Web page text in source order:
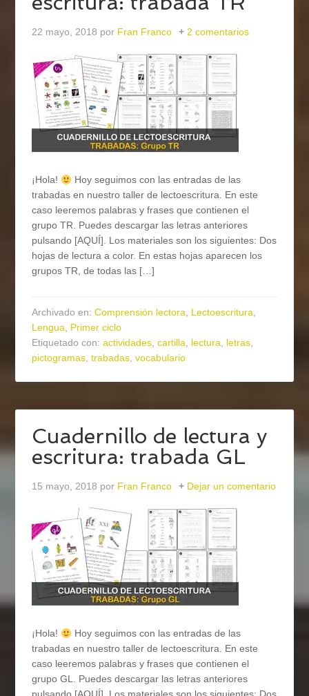
22 mayo, 2018 por Fran Franco 2 comentarios
¡Hola!
Hoy seguimos con las entradas de las
trabadas en nuestro taller de lectoescritura. En este
caso leeremos palabras y frases que contienen el
grupo TR. Puedes descargar las letras anteriores
pulsando [AQUÍ]. Los materiales son los siguientes: Dos
hojas de lectura a color. En estas hojas aparecen los
grupos TR, de todas las […]
Archivado en:Comprensión lectora, Lectoescritura,
Lengua, Primer ciclo
Etiquetado con:actividades,cartilla, lectura, letras,
pictogramas,trabadas,vocabulario
Cuadernillo de lectura y
escritura: trabada GL
15 mayo, 2018 por Fran Franco Dejar un comentario
¡Hola!
Hoy seguimos con las entradas de las
trabadas en nuestro taller de lectoescritura. En este
caso leeremos palabras y frases que contienen el
grupo GL. Puedes descargar las letras anteriores